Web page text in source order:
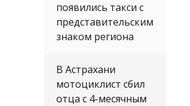
появились такси с
представительским
знаком региона
В Астрахани
мотоциклист сбил
отца с 4-месячным